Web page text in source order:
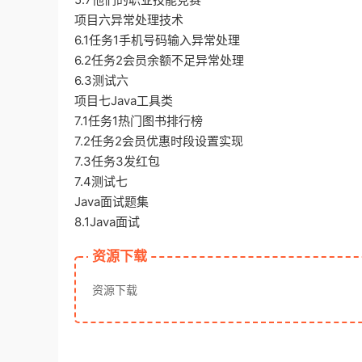
项目六异常处理技术
6.1任务1手机号码输入异常处理
6.2任务2会员余额不足异常处理
6.3测试六
项目七Java工具类
7.1任务1热门图书排行榜
7.2任务2会员优惠时段设置实现
7.3任务3发红包
7.4测试七
Java面试题集
8.1Java面试
资源下载
资源下载